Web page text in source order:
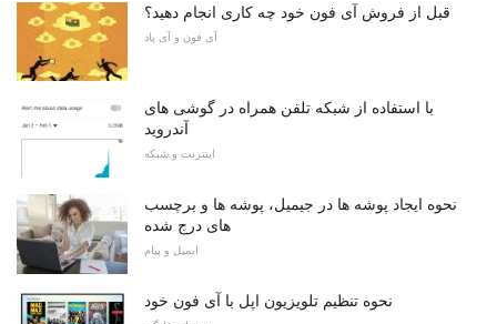
قبل از فروش آی فون خود چه کاری انجام دهید؟
آی فون و آی پاد
با استفاده از شبکه تلفن همراه در گوشی های
آندروید
اینترنت و شبکه
نحوه ایجاد پوشه ها در جیمیل، پوشه ها و برچسب
های درج شده
ایمیل و پیام
نحوه تنظیم تلویزیون اپل با آی فون خود